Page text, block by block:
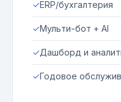
✓ERP/бухгалтерия
✓Мульти-бот + AI
✓Дашборд и
✓Годовое